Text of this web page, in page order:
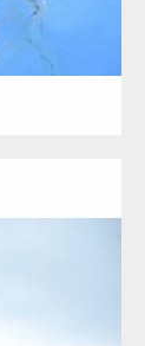
材メンバーが
てマッスルプ